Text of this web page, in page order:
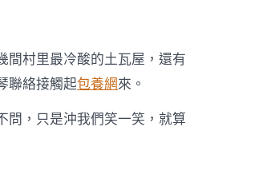
間村里最冷酸的土瓦屋，還有
聯絡接觸起包養網來。
問，只是沖我們笑一笑，就算